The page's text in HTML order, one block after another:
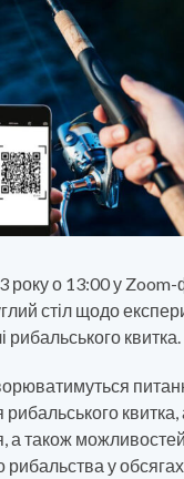
року о 13:00 у Zoom-
стіл щодо
рибальського квитка.
квитка,
а також можливостей
рибальства у